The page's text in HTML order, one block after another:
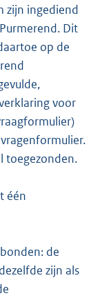
zijn ingediend
Dit
op de
voor
toegezonden.
één
de
zijn als